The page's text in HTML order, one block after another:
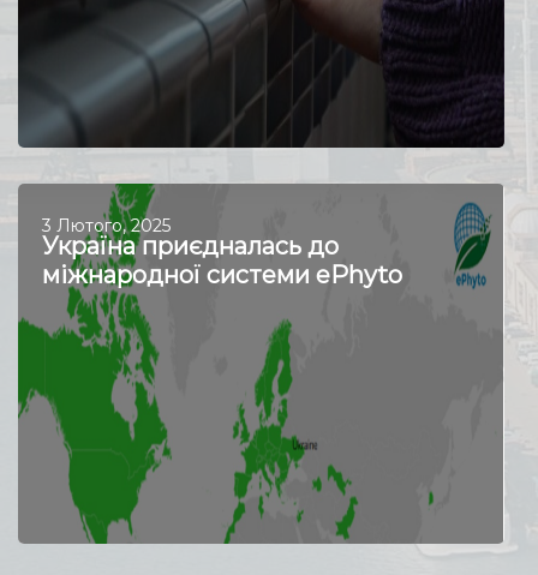
Україна приєдналась до
міжнародної системи ePhyto
3 Лютого, 2025